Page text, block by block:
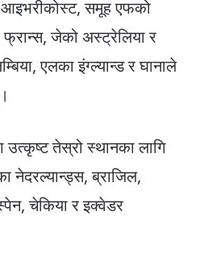
आइभरीकोस्ट, समूह एफको
जेको अस्ट्रेलिया र
एलका इंग्ल्यान्ड र घानाले
तेस्रो स्थानका लागि
नेदरल्यान्ड्स, ब्राजिल,
चेकिया र इक्वेडर